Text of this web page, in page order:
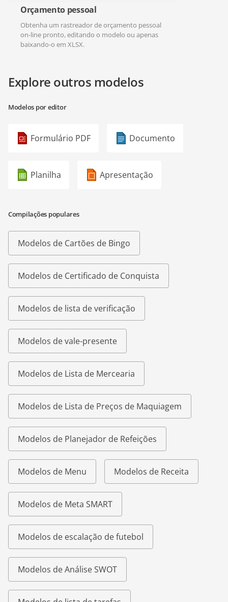
Orçamento pessoal
Obtenha um rastreador de orçamento pessoal
on-line pronto, editando o modelo ou apenas
baixando-o em XLSX.
Explore outros modelos
Modelos por editor
Formulário PDF Documento
Planilha Apresentação
Compilações populares
Modelos de Cartões de Bingo
Modelos de Certificado de Conquista
Modelos de lista de verificação
Modelos de vale-presente
Modelos de Lista de Mercearia
Modelos de Lista de Preços de Maquiagem
Modelos de Planejador de Refeições
Modelos de Menu Modelos de Receita
Modelos de Meta SMART
Modelos de escalação de futebol
Modelos de Análise SWOT